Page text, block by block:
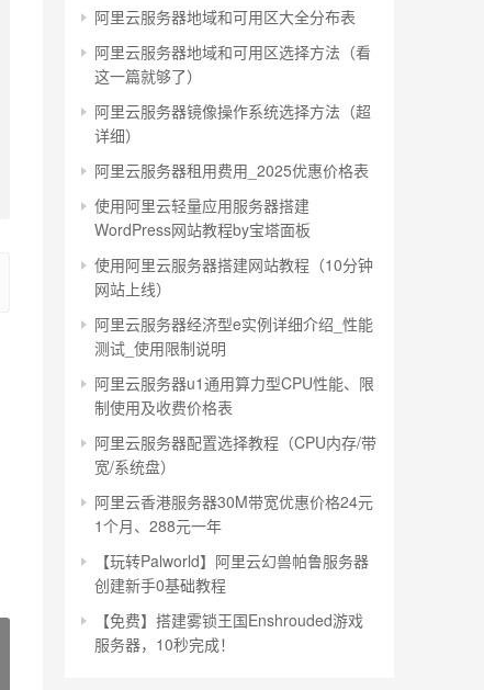
阿里云服务器地域和可用区大全分布表
阿里云服务器地域和可用区选择方法（看
这一篇就够了）
阿里云服务器镜像操作系统选择方法（超
详细）
阿里云服务器租用费用_2025优惠价格表
使用阿里云轻量应用服务器搭建
WordPress网站教程by宝塔面板
使用阿里云服务器搭建网站教程（10分钟
网站上线）
阿里云服务器经济型e实例详细介绍_性能
测试_使用限制说明
阿里云服务器u1通用算力型CPU性能、限
制使用及收费价格表
阿里云服务器配置选择教程（CPU内存/带
宽/系统盘）
阿里云香港服务器30M带宽优惠价格24元
1个月、288元一年
【玩转Palworld】阿里云幻兽帕鲁服务器
创建新手0基础教程
【免费】搭建雾锁王国Enshrouded游戏
服务器，10秒完成！